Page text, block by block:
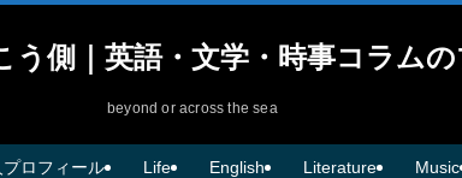
う側｜英語・文学・時事コラム
beyond or across the sea
ロフィール Life English Literature Music